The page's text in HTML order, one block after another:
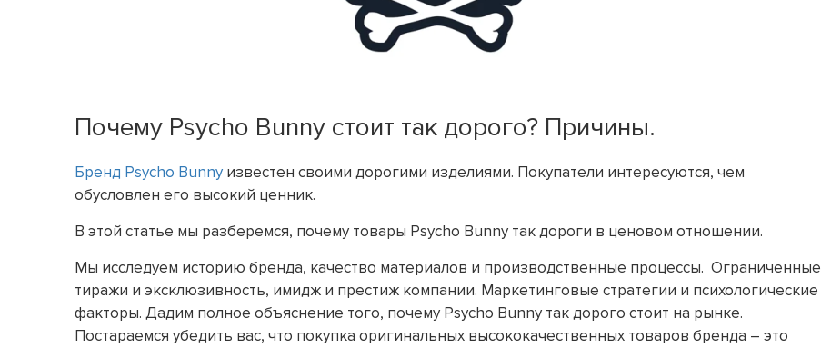
Почему Psycho Bunny стоит так дорого? Причины.
Бренд Psycho Bunny известен своими дорогими изделиями. Покупатели интересуются, чем
обусловлен его высокий ценник.
В этой статье мы разберемся, почему товары Psycho Bunny так дороги в ценовом отношении.
Мы исследуем историю бренда, качество материалов и производственные процессы. Ограниченные
тиражи и эксклюзивность, имидж и престиж компании. Маркетинговые стратегии и психологические
факторы. Дадим полное объяснение того, почему Psycho Bunny так дорого стоит на рынке.
Постараемся убедить вас, что покупка оригинальных высококачественных товаров бренда – это